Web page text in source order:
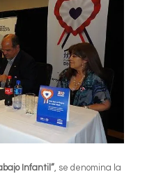
Infantil”, se denomina la